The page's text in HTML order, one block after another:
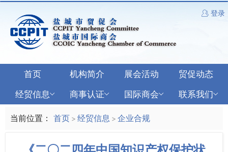
登录
首页 机构简介 展会活动
贸促动态
经贸信息
商事认证 国际商会 联系我们
当前位置： 首页 > 经贸信息 > 企业合规